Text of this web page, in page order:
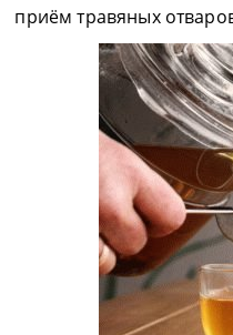
приём травяных